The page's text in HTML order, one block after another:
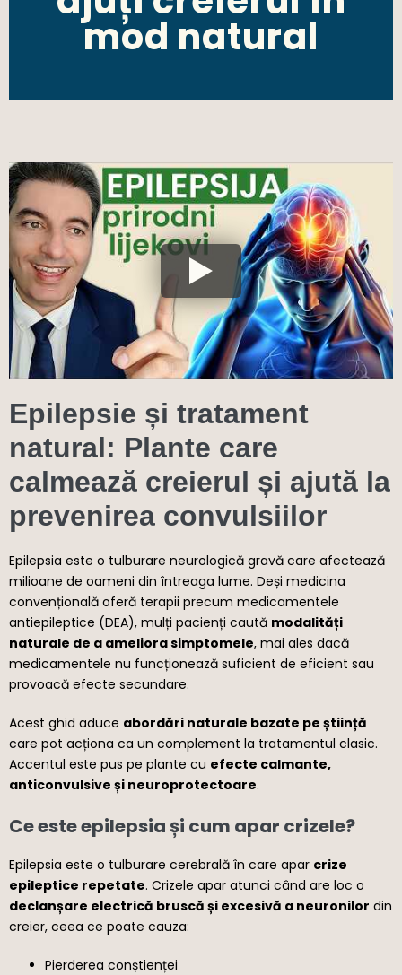
mod natural
Epilepsie și tratament
natural: Plante care
calmează creierul și ajută la
prevenirea convulsiilor
Epilepsia este o tulburare neurologică gravă care afectează
milioane de oameni din întreaga lume. Deși medicina
convențională oferă terapii precum medicamentele
antiepileptice (DEA), mulți pacienți caută modalități
naturale de a ameliora simptomele, mai ales dacă
medicamentele nu funcționează suficient de eficient sau
provoacă efecte secundare.
Acest ghid aduce abordări naturale bazate pe știință
care pot acționa ca un complement la tratamentul clasic.
Accentul este pus pe plante cu efecte calmante,
anticonvulsive și neuroprotectoare.
Ce este epilepsia și cum apar crizele?
Epilepsia este o tulburare cerebrală în care apar crize
epileptice repetate. Crizele apar atunci când are loc o
declanșare electrică bruscă și excesivă a neuronilor din
creier, ceea ce poate cauza:
Pierderea conștienței